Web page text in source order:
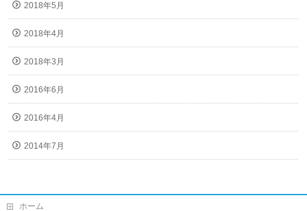
2018年5月
2018年4月
2018年3月
2016年6月
2016年4月
2014年7月
ホーム